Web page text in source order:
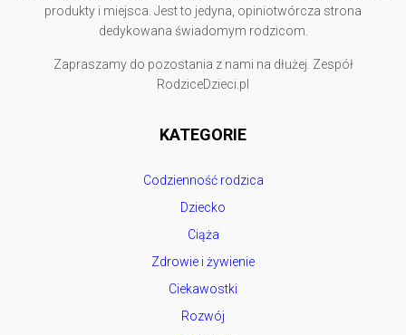
produkty i miejsca. Jest to jedyna, opiniotwórcza strona
dedykowana świadomym rodzicom.
Zapraszamy do pozostania z nami na dłużej. Zespół
RodziceDzieci.pl
KATEGORIE
Codzienność rodzica
Dziecko
Ciąża
Zdrowie i żywienie
Ciekawostki
Rozwój